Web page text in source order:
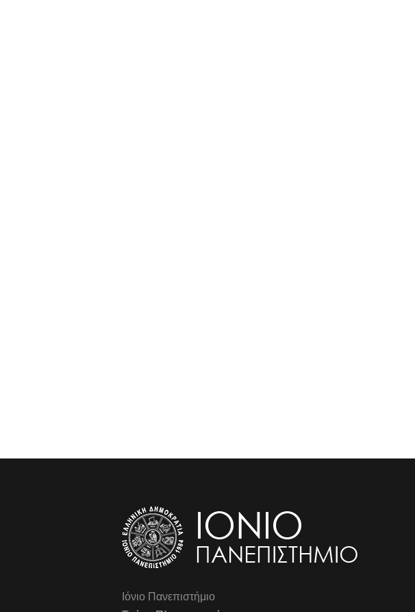
Ιόνιο Πανεπιστήμιο